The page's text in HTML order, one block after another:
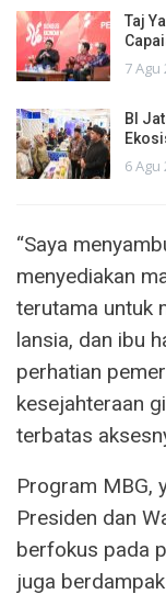
Taj
7 Agu
BI
6 Agu
“Saya
menyediakan
terutama untuk
lansia, dan ibu
perhatian
kesejahteraan
terbatas
Program MBG,
Presiden dan
berfokus pada
juga